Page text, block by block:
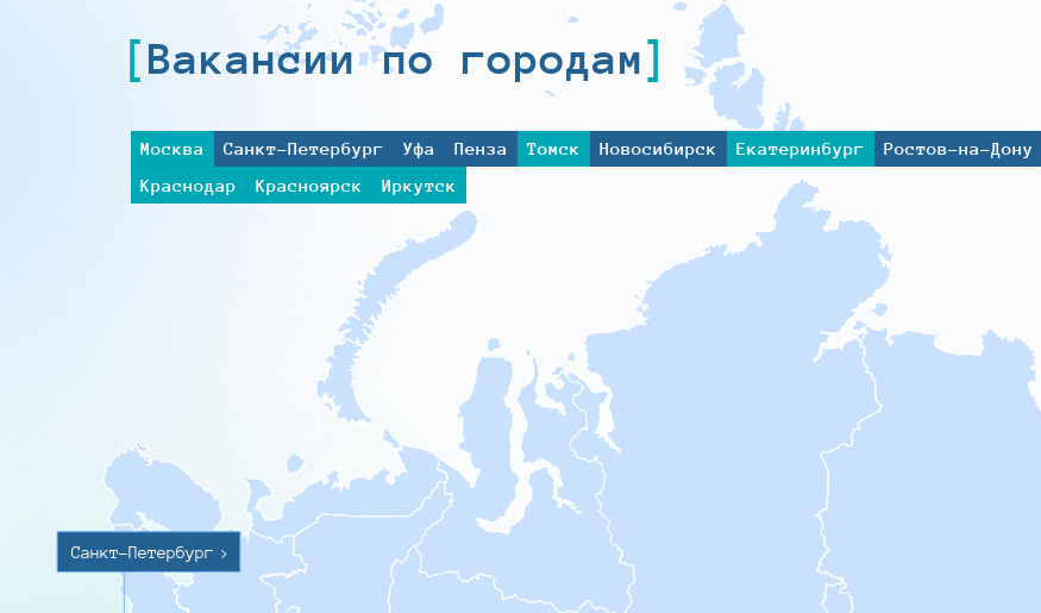
Вакансии по городам
Москва Санкт-Петербург Уфа Пенза Томск Новосибирск Екатеринбург Ростов-на-Дону
Краснодар
Красноярск Иркутск
Санкт-Петербург >